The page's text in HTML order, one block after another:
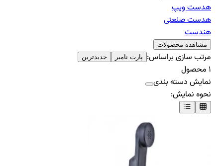
هدست ویپ
هدست صنعتی
هندست
مشاهده محصولات
مرتب سازی براساس: پارت نامبر جدیدترین
۱ محصول
نمایش دسته بندی
نحوه نمایش: